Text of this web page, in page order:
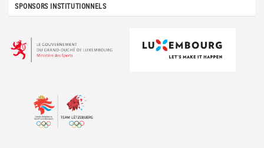
SPONSORS INSTITUTIONNELS